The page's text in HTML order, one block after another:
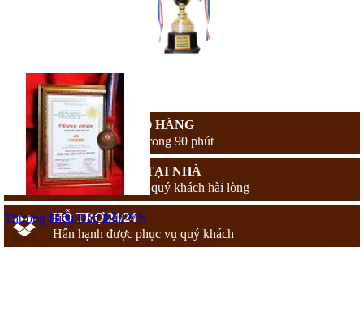
Thương Hiệu Dẫn Đầu VN
MIỄN PHÍ GIAO HÀNG
Giao hàng nhanh trong 90 phút
THANH TOÁN TẠI NHÀ
Chỉ thanh toán khi quý khách hài lòng
HỖ TRỢ 24/24
Hân hạnh được phục vụ quý khách